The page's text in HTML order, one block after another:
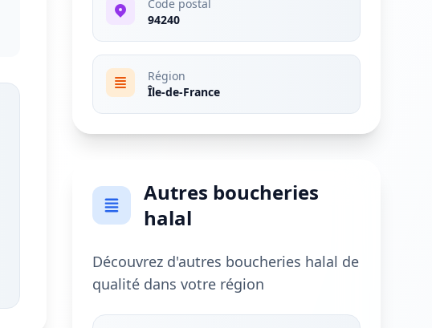
Code postal
94240
Région
Île-de-France
Autres boucheries
halal
Découvrez d'autres boucheries halal de
qualité dans votre région